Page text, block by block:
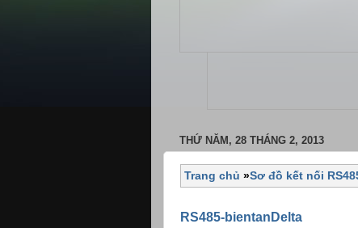
THỨ NĂM, 28 THÁNG 2, 2013
Trang chủ »Sơ đồ kết nối
RS485-bientanDelta